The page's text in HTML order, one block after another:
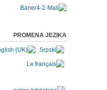
PROMENA JEZIKA